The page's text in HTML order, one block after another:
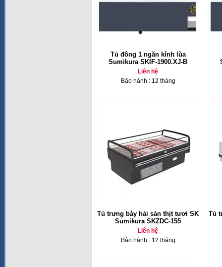
Tủ đông 1 ngăn kính lùa
Sumikura SKIF-1900.XJ-B
Liên hệ
Bảo hành : 12 tháng
Tủ trưng bày hải sản thịt tươi SK
Sumikura SKZDC-155
Liên hệ
Bảo hành : 12 tháng
Tủ